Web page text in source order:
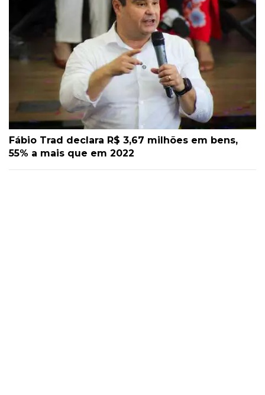
Fábio Trad declara R$ 3,67 milhões em bens,
55% a mais que em 2022